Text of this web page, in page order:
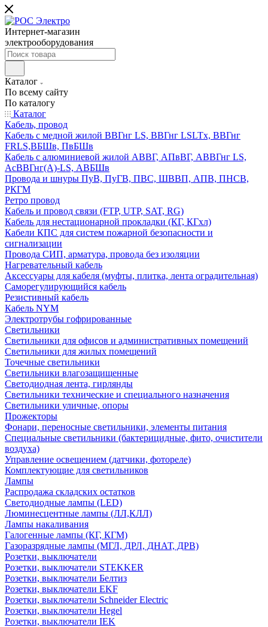
Интернет-магазин
электрооборудования
Каталог
По всему сайту
По каталогу
Каталог
Кабель, провод
Кабель с медной жилой ВВГнг LS, ВВГнг LSLTx, ВВГнг
FRLS,ВБШв, ПвБШв
Кабель с алюминиевой жилой АВВГ, АПвВГ, АВВГнг LS,
АсВВГнг(А)-LS, АВБШв
Провода и шнуры ПуВ, ПуГВ, ПВС, ШВВП, АПВ, ПНСВ,
РКГМ
Ретро провод
Кабель и провод связи (FTP, UTP, SAT, RG)
Кабель для нестационарной прокладки (КГ, КГхл)
Кабели КПС для систем пожарной безопасности и
сигнализации
Провода СИП, арматура, провода без изоляции
Нагревательный кабель
Аксессуары для кабеля (муфты, плитка, лента оградительная)
Саморегулирующийся кабель
Резистивный кабель
Кабель NYM
Электротрубы гофрированные
Светильники
Светильники для офисов и административных помещений
Светильники для жилых помещений
Точечные светильники
Светильники влагозащищенные
Светодиодная лента, гирлянды
Светильники технические и специального назначения
Светильники уличные, опоры
Прожекторы
Фонари, переносные светильники, элементы питания
Специальные светильники (бактерицидные, фито, очистители
воздуха)
Управление освещением (датчики, фотореле)
Комплектующие для светильников
Лампы
Распродажа складских остатков
Светодиодные лампы (LED)
Люминесцентные лампы (ЛЛ,КЛЛ)
Лампы накаливания
Галогенные лампы (КГ, КГМ)
Газоразрядные лампы (МГЛ, ДРЛ, ДНАТ, ДРВ)
Розетки, выключатели
Розетки, выключатели STEKKER
Розетки, выключатели Белтиз
Розетки, выключатели EKF
Розетки, выключатели Schneider Electric
Розетки, выключатели Hegel
Розетки, выключатели IEK